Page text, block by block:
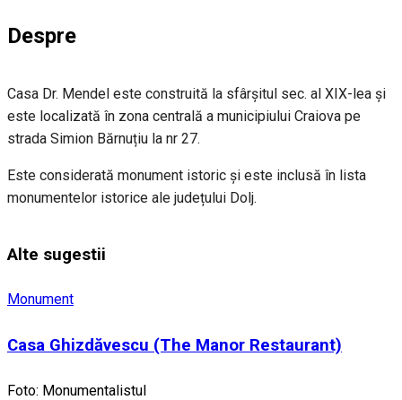
Despre
Casa Dr. Mendel este construită la sfârșitul sec. al XIX-lea și
este localizată în zona centrală a municipiului Craiova pe
strada Simion Bărnuțiu la nr 27.
Este considerată monument istoric și este inclusă în lista
monumentelor istorice ale județului Dolj.
Alte sugestii
Monument
Casa Ghizdăvescu (The Manor Restaurant)
Foto: Monumentalistul